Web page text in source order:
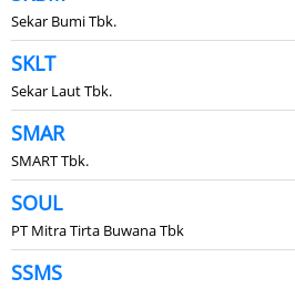
Sekar Bumi Tbk.
SKLT
Sekar Laut Tbk.
SMAR
SMART Tbk.
SOUL
PT Mitra Tirta Buwana Tbk
SSMS